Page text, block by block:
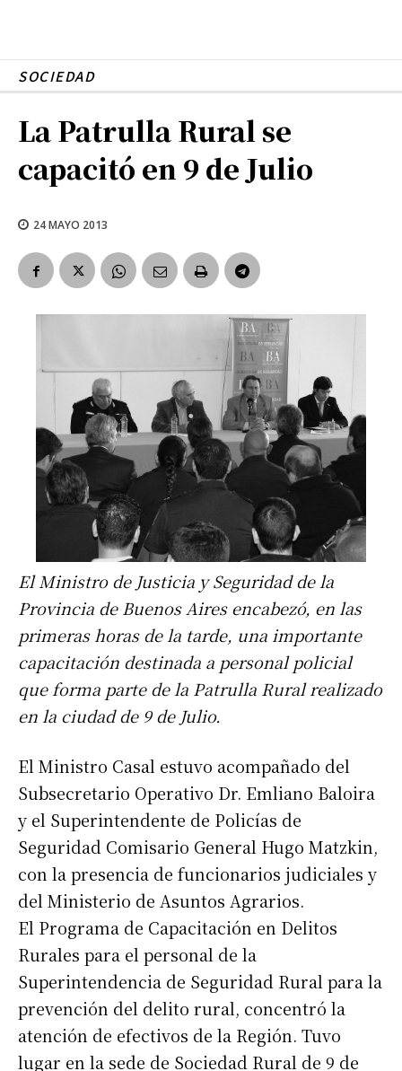
SOCIEDAD
La Patrulla Rural se
capacitó en 9 de Julio
24 MAYO 2013
El Ministro de Justicia y Seguridad de la
Provincia de Buenos Aires encabezó, en las
primeras horas de la tarde, una importante
capacitación destinada a personal policial
que forma parte de la Patrulla Rural realizado
en la ciudad de 9 de Julio.
El Ministro Casal estuvo acompañado del
Subsecretario Operativo Dr. Emliano Baloira
y el Superintendente de Policías de
Seguridad Comisario General Hugo Matzkin,
con la presencia de funcionarios judiciales y
del Ministerio de Asuntos Agrarios.
El Programa de Capacitación en Delitos
Rurales para el personal de la
Superintendencia de Seguridad Rural para la
prevención del delito rural, concentró la
atención de efectivos de la Región. Tuvo
lugar en la sede de Sociedad Rural de 9 de